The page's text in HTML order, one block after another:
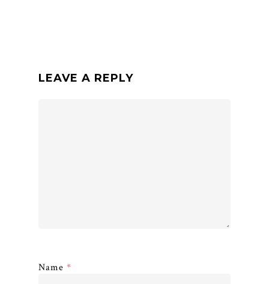
LEAVE A REPLY
Name *